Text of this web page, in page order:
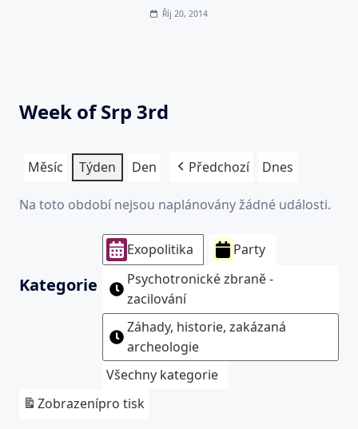
Říj 20, 2014
Week of Srp 3rd
Měsíc Týden Den Předchozí Dnes
Na toto období nejsou naplánovány žádné události.
Kategorie
Exopolitika
Party
Psychotronické zbraně -
zacilování
Záhady, historie, zakázaná
archeologie
Všechny kategorie
Zobrazenípro tisk